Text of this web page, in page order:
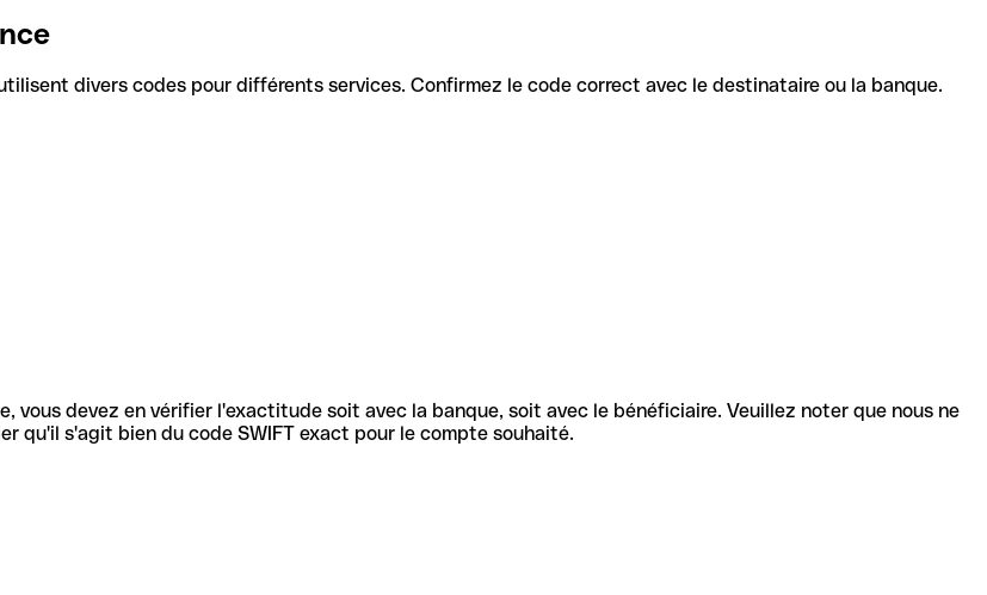
divers codes pour différents services. Confirmez le code correct avec le destinataire ou la banque.
vous devez en vérifier l'exactitude soit avec la banque, soit avec le bénéficiaire. Veuillez noter que nous ne
qu'il s'agit bien du code SWIFT exact pour le compte souhaité.